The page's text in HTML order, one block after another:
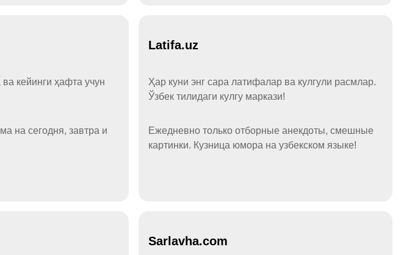
кейинги ҳафта учун
на сегодня, завтра и
Latifa.uz
Ҳар куни энг сара латифалар ва кулгули расмлар.
Ўзбек тилидаги кулгу маркази!
Ежедневно только отборные анекдоты, смешные
картинки. Кузница юмора на узбекском языке!
Sarlavha.com